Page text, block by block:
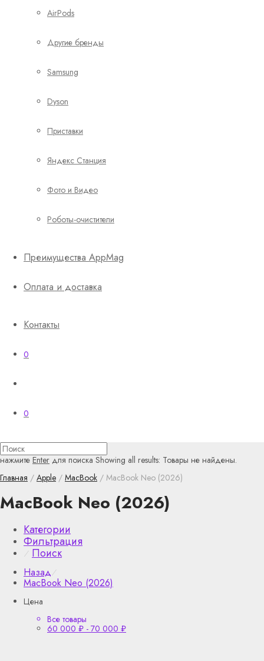
AirPods
Другие бренды
Samsung
Dyson
Приставки
Яндекс Станция
Фото и Видео
Роботы-очистители
Преимущества AppMag
Оплата и доставка
Контакты
0
0
нажмите Enter для поиска Showing all results: Товары не найдены.
Главная / Apple / MacBook / MacBook Neo (2026)
MacBook Neo (2026)
Категории
Фильтрация
⁄ Поиск
Назад⁄
MacBook Neo (2026)
Цена
Все товары
60 000 ₽ - 70 000 ₽